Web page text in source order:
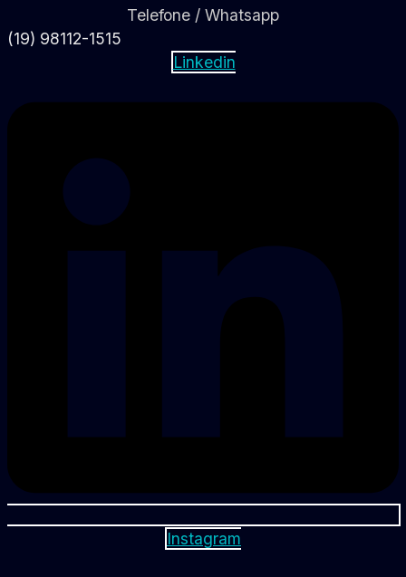
Telefone / Whatsapp
(19) 98112-1515
Linkedin
Instagram